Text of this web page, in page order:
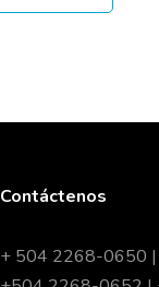
Contáctenos
+ 504 2268-0650